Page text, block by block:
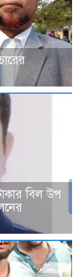
বিল উপ